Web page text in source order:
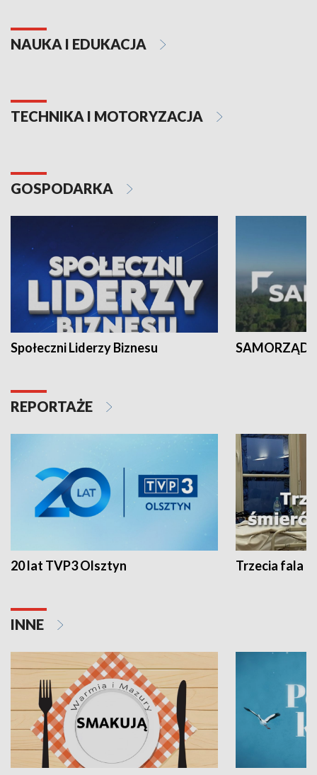
NAUKA I EDUKACJA
TECHNIKA I MOTORYZACJA
GOSPODARKA
Społeczni Liderzy Biznesu SAMORZĄD
REPORTAŻE
20 lat TVP3 Olsztyn Trzecia fala -
INNE